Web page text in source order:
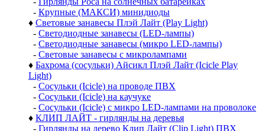
- Крупные (МАКСИ) минидиоды
♦ Световые занавесы Плэй Лайт (Play Light)
- Светодиодные занавесы (LED-лампы)
- Светодиодные занавесы (микро LED-лампы)
- Световые занавесы с микролампами
♦ Бахрома (сосульки) Айсикл Плэй Лайт (Icicle Play
Light)
- Сосульки (Icicle) на проводе ПВХ
- Сосульки (Icicle) на каучуке
- Сосульки (Icicle) с микро LED-лампами на проволоке
♦ КЛИП ЛАЙТ - гирлянды на деревья
- Гирлянды на дерево Клип Лайт (Clip Light) ПВХ